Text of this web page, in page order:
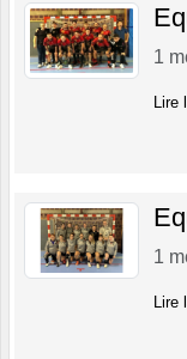
1
Lire
1
Lire